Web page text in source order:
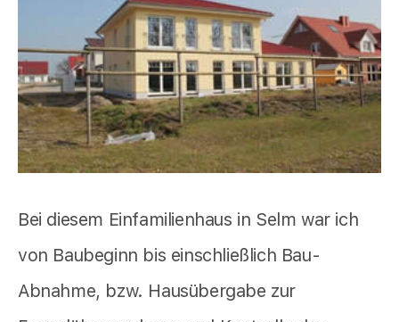
Bei diesem Einfamilienhaus in Selm war ich
von Baubeginn bis einschließlich Bau-
Abnahme, bzw. Hausübergabe zur